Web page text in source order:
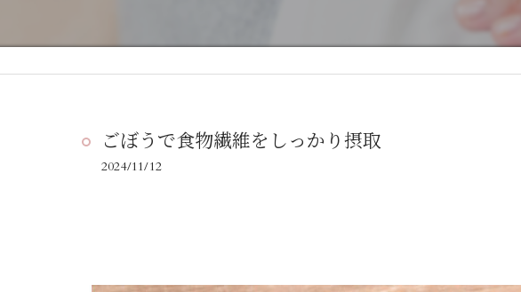
ごぼうで食物繊維をしっかり摂取
2024/11/12